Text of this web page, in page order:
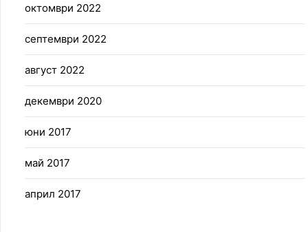
октомври 2022
септември 2022
август 2022
декември 2020
юни 2017
май 2017
април 2017